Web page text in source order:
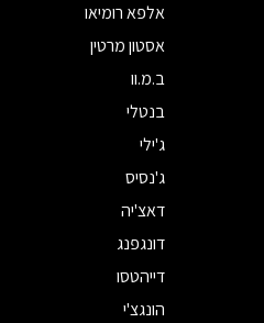
אלפא רומיאו
אסטון מרטין
ב.מ.וו
בנטלי
ג'ילי
ג'נסיס
דאצ'יה
דונגפנג
דייהטסו
הונגצ'י